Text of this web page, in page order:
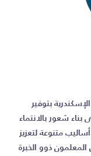
جيمس الإسكندرية بتوفير
بناء شعور بالانتماء
متنوعة لتعزيز
ذوو الخبرة